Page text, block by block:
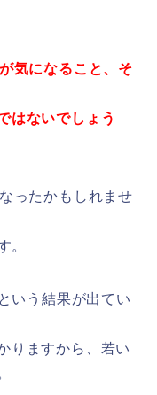
気になること、そ
はないでしょう
ったかもしれませ
。
いう結果が出てい
りますから、若い